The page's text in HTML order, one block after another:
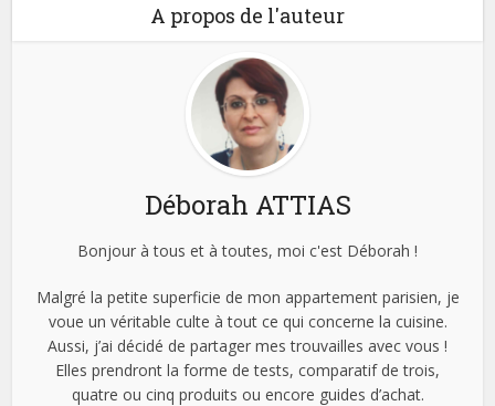
A propos de l'auteur
Déborah ATTIAS
Bonjour à tous et à toutes, moi c'est Déborah !
Malgré la petite superficie de mon appartement parisien, je
voue un véritable culte à tout ce qui concerne la cuisine.
Aussi, j’ai décidé de partager mes trouvailles avec vous !
Elles prendront la forme de tests, comparatif de trois,
quatre ou cinq produits ou encore guides d’achat.